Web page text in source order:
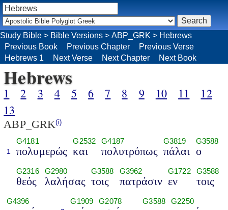
Study Bible > Bible Versions > ABP_GRK > Hebrews
Previous Book
Previous Chapter
Previous Verse
Hebrews 1
Next Verse Next Chapter Next Book
Hebrews
1 2 3 4 5 6 7 8 9 10 11
12
13
ABP_GRK(i)
1
G4181
πολυμερώς
G2532
και
G4187
πολυτρόπως
G3819
πάλαι
G3588
ο
G2316
θεός
G2980
λαλήσας
G3588
τοις
G3962
πατράσιν
G1722
εν
G3588
τοις
G4396 G1909 G2078 G3588 G2250